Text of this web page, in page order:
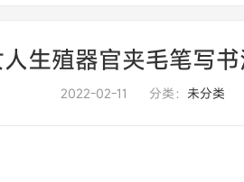
生殖器官夹毛笔写
2022-02-11 分类： 未分类